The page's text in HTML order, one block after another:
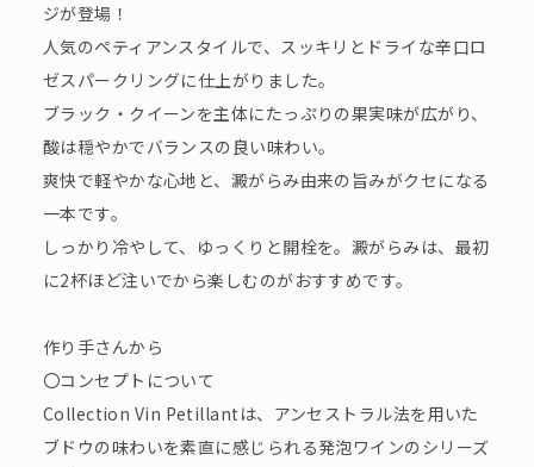
ジが登場！
人気のペティアンスタイルで、スッキリとドライな辛口ロ
ゼスパークリングに仕上がりました。
ブラック・クイーンを主体にたっぷりの果実味が広がり、
酸は穏やかでバランスの良い味わい。
爽快で軽やかな心地と、澱がらみ由来の旨みがクセになる
一本です。
しっかり冷やして、ゆっくりと開栓を。澱がらみは、最初
に2杯ほど注いでから楽しむのがおすすめです。
作り手さんから
〇コンセプトについて
Collection Vin Petillantは、アンセストラル法を用いた
ブドウの味わいを素直に感じられる発泡ワインのシリーズ